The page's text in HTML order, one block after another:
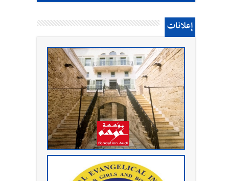
إعلانات